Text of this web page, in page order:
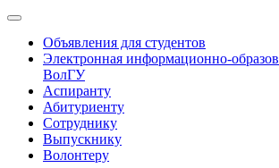
Объявления для студентов
Электронная информационно-
ВолГУ
Аспиранту
Абитуриенту
Сотруднику
Выпускнику
Волонтеру